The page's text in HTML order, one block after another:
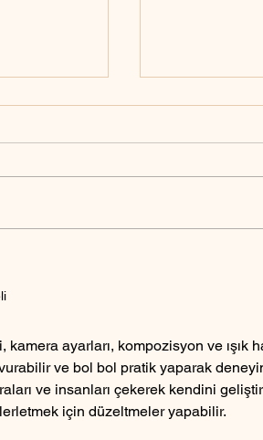
nasıl
kamera ayarları, kompozisyon ve ışık
ve bol bol pratik yaparak
ve insanları çekerek kendini
için düzeltmeler yapabilir.